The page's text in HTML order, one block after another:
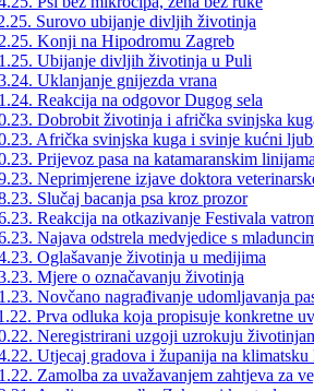
Surovo ubijanje divljih životinja
Konji na Hipodromu Zagreb
Ubijanje divljih životinja u Puli
Uklanjanje gnijezda vrana
Reakcija na odgovor Dugog sela
Dobrobit životinja i afrička svinjska
Afrička svinjska kuga i svinje kućni
Prijevoz pasa na katamaranskim linijama
Neprimjerene izjave doktora
Slučaj bacanja psa kroz prozor
Reakcija na otkazivanje Festivala
Najava odstrela medvjedice s
Oglašavanje životinja u medijima
Mjere o označavanju životinja
Novčano nagrađivanje udomljavanja
Prva odluka koja propisuje konkretne
Neregistrirani uzgoji uzrokuju
Utjecaj gradova i županija na klimatsku
Zamolba za uvažavanjem zahtjeva za